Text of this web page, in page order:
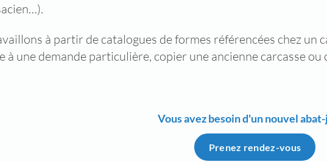
à partir de catalogues de formes référencées chez un
à une demande particulière, copier une ancienne carcasse
Vous avez besoin d'un nouvel
Prenez rendez-vous